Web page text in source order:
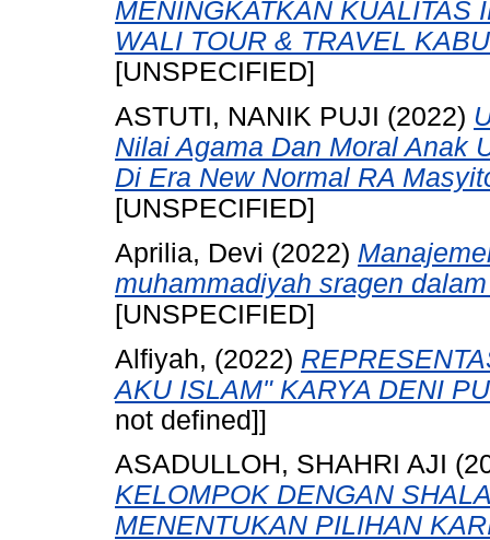
MENINGKATKAN KUALITAS
WALI TOUR & TRAVEL
[UNSPECIFIED]
ASTUTI, NANIK PUJI (2022)
Nilai Agama Dan Moral Anak
Di Era New Normal RA
[UNSPECIFIED]
Aprilia, Devi (2022)
muhammadiyah sragen
[UNSPECIFIED]
Alfiyah, (2022)
AKU ISLAM" KARYA DENI
not defined]]
ASADULLOH, SHAHRI AJI
KELOMPOK DENGAN
MENENTUKAN PILIHAN